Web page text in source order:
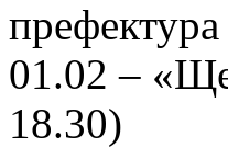
01.02 –
18.30)